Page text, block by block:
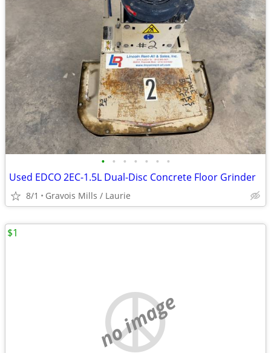
• • • • • • •
Used EDCO 2EC-1.5L Dual-Disc Concrete Floor Grinder
8/1 Gravois Mills / Laurie
no image
$1